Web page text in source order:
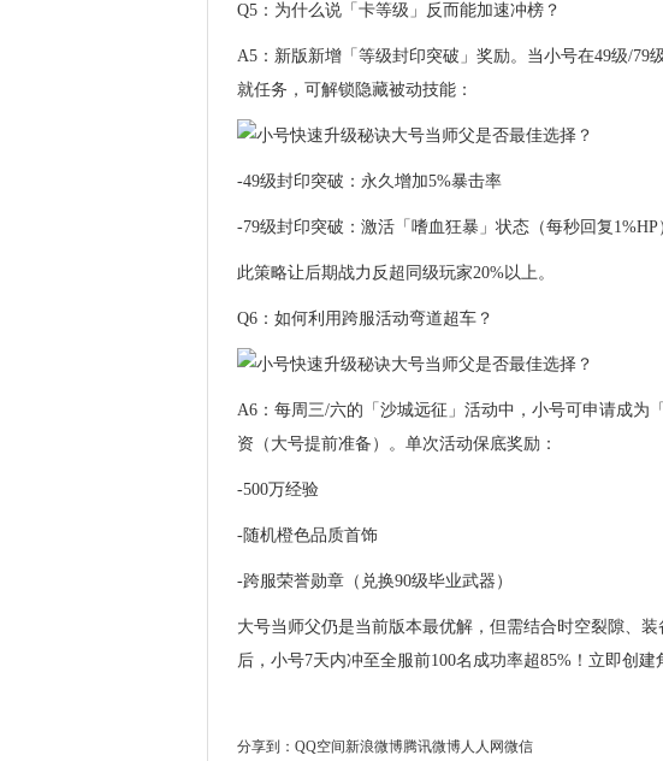
Q5：为什么说「卡等级」反而能加速冲榜？
A5：新版新增「等级封印突破」奖励。当小号在49级/79
就任务，可解锁隐藏被动技能：
-49级封印突破：永久增加5%暴击率
-79级封印突破：激活「嗜血狂暴」状态（每秒回复1%HP
此策略让后期战力反超同级玩家20%以上。
Q6：如何利用跨服活动弯道超车？
A6：每周三/六的「沙城远征」活动中，小号可申请成为
资（大号提前准备）。单次活动保底奖励：
-500万经验
-随机橙色品质首饰
-跨服荣誉勋章（兑换90级毕业武器）
大号当师父仍是当前版本最优解，但需结合时空裂隙、
后，小号7天内冲至全服前100名成功率超85%！立即创建
分享到： QQ空间新浪微博腾讯微博人人网微信